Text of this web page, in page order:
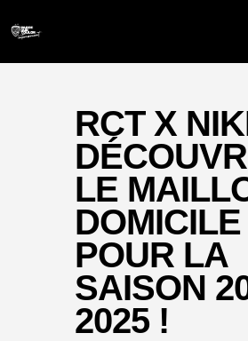
Actualités
Équipe pro
Nos équipes
Fan Zone
RCT Engagé
RCT X
LE
DOMICILE
POUR LA
SAISON
2025 !